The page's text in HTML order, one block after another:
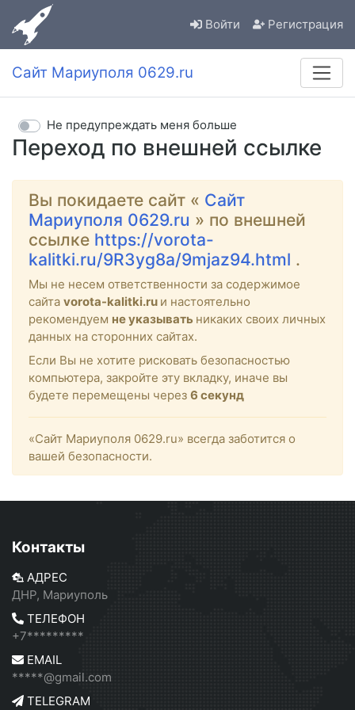
Войти Регистрация
Сайт Мариуполя 0629.ru
Переход по внешней ссылке
Не предупреждать меня больше
Вы покидаете сайт « Сайт
Мариуполя 0629.ru » по внешней
ссылке https://vorota-
kalitki.ru/9R3yg8a/9mjaz94.html .
Мы не несем ответственности за содержимое
сайта vorota-kalitki.ru и настоятельно
рекомендуем не указывать никаких своих личных
данных на сторонних сайтах.
Если Вы не хотите рисковать безопасностью
компьютера, закройте эту вкладку, иначе вы
будете перемещены через 6 секунд
«Сайт Мариуполя 0629.ru» всегда заботится о
вашей безопасности.
Контакты
АДРЕС
ДНР, Мариуполь
ТЕЛЕФОН
+7*********
EMAIL
*****@gmail.com
TELEGRAM